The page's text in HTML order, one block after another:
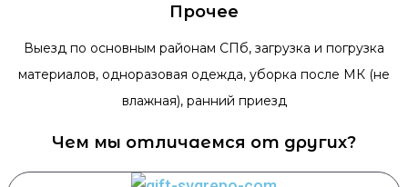
Прочее
Выезд по основным районам СПб, загрузка и погрузка
материалов, одноразовая одежда, уборка после МК (не
влажная), ранний приезд
Чем мы отличаемся от других?